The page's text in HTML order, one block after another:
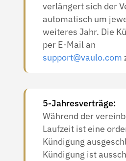
verlängert sich der
automatisch um
weiteres Jahr. Die
per E-Mail an
support@vaulo.com
5-Jahresverträge:
Während der
Laufzeit ist eine
Kündigung
Kündigung ist